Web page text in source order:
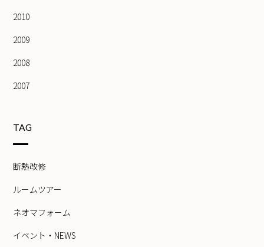
2010
2009
2008
2007
TAG
断熱改修
ルームツアー
ネオマフォーム
イベント・NEWS